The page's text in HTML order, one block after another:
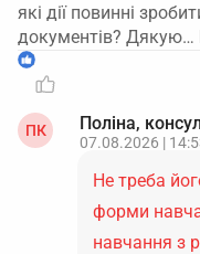
які дії повинні
документів? Дякую…
1
ПК Поліна,
07.08.2026 |
Не треба
форми
навчання з